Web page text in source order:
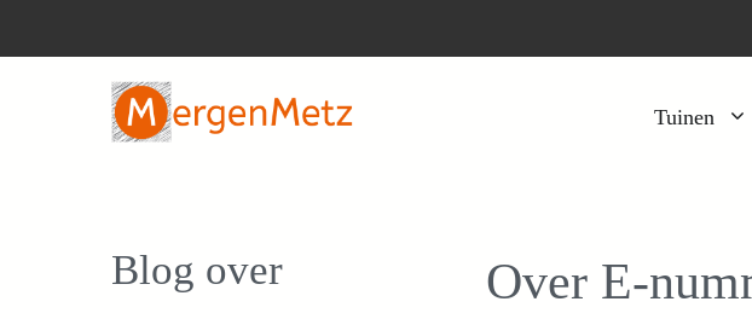
Tuinen
Kruiden
Over E-
Blog over